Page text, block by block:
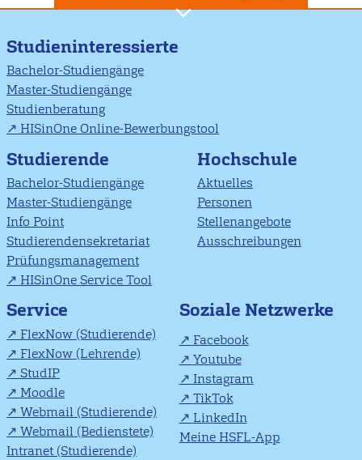
Studieninteressierte
Bachelor-Studiengänge
Master-Studiengänge
Studienberatung
HISinOne Online-Bewerbungstool
Studierende
Bachelor-Studiengänge
Master-Studiengänge
Info Point
Studierendensekretariat
Prüfungsmanagement
HISinOne Service Tool
Hochschule
Aktuelles
Personen
Stellenangebote
Ausschreibungen
Service
FlexNow (Studierende)
FlexNow (Lehrende)
StudIP
Moodle
Webmail (Studierende)
Webmail (Bedienstete)
Intranet (Studierende)
Soziale Netzwerke
Facebook
Youtube
Instagram
TikTok
LinkedIn
Meine HSFL-App